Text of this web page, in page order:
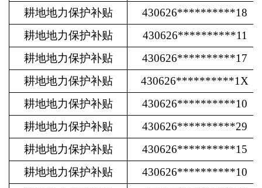
耕地地力保护补贴
430626**********18
耕地地力保护补贴
430626**********11
耕地地力保护补贴
430626**********17
耕地地力保护补贴
430626**********1X
耕地地力保护补贴
430626**********10
耕地地力保护补贴
430626**********29
耕地地力保护补贴
430626**********15
耕地地力保护补贴
430626**********10